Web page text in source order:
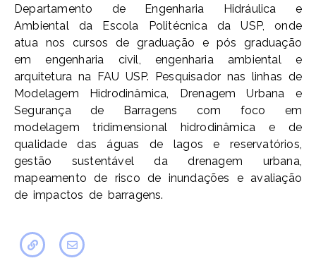
Departamento de Engenharia Hidráulica e
Ambiental da Escola Politécnica da USP, onde
atua nos cursos de graduação e pós graduação
em engenharia civil, engenharia ambiental e
arquitetura na FAU USP. Pesquisador nas linhas de
Modelagem Hidrodinâmica, Drenagem Urbana e
Segurança de Barragens com foco em
modelagem tridimensional hidrodinâmica e de
qualidade das águas de lagos e reservatórios,
gestão sustentável da drenagem urbana,
mapeamento de risco de inundações e avaliação
de impactos de barragens.